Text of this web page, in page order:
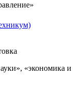
«экономика и